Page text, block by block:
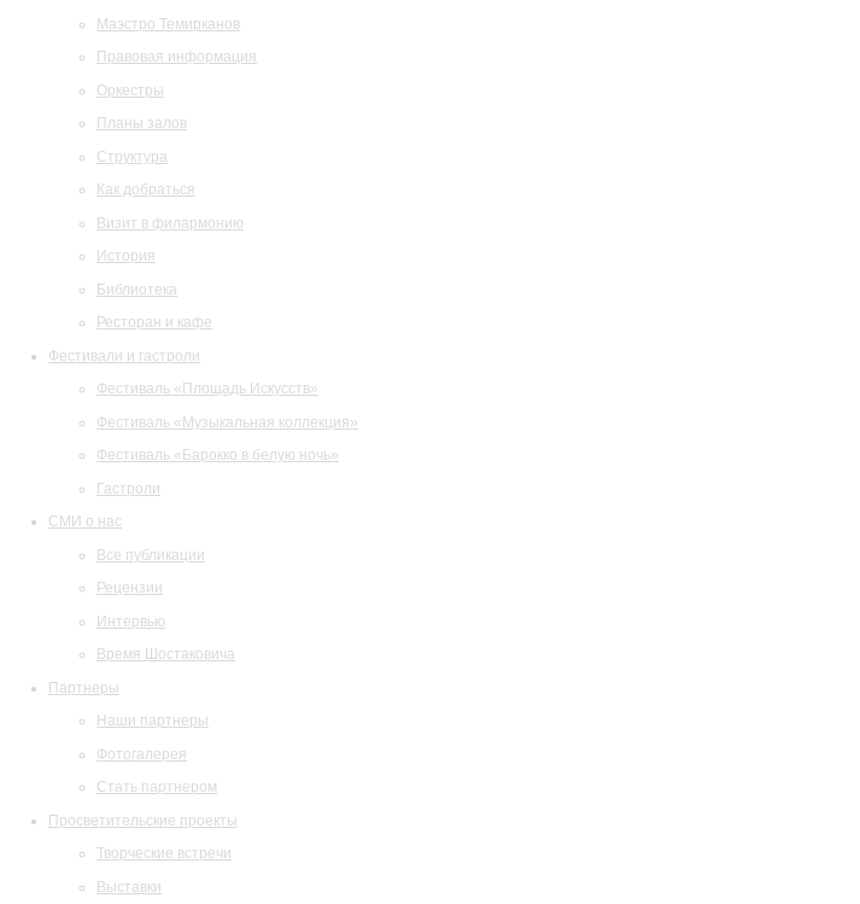
Маэстро Темирканов
Правовая информация
Оркестры
Планы залов
Структура
Как добраться
Визит в филармонию
История
Библиотека
Ресторан и кафе
Фестивали и гастроли
Фестиваль «Площадь Искусств»
Фестиваль «Музыкальная коллекция»
Фестиваль «Барокко в белую ночь»
Гастроли
СМИ о нас
Все публикации
Рецензии
Интервью
Время Шостаковича
Партнеры
Наши партнеры
Фотогалерея
Стать партнером
Просветительские проекты
Творческие встречи
Выставки